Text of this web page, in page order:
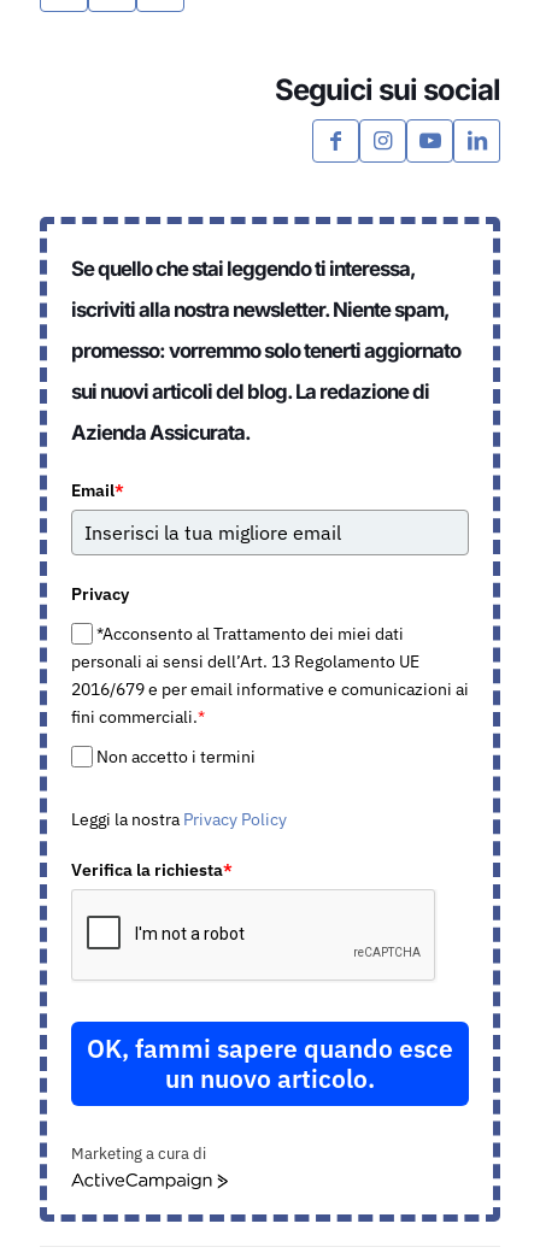
Seguici sui social
Se quello che stai leggendo ti interessa,
iscriviti alla nostra newsletter. Niente spam,
promesso: vorremmo solo tenerti aggiornato
sui nuovi articoli del blog. La redazione di
Azienda Assicurata.
Email*
Privacy
*Acconsento al Trattamento dei miei dati
personali ai sensi dell’Art. 13 Regolamento UE
2016/679 e per email informative e comunicazioni ai
fini commerciali.*
Non accetto i termini
Leggi la nostra Privacy Policy
Verifica la richiesta*
OK, fammi sapere quando esce
un nuovo articolo.
Marketing a cura di
ActiveCampaign